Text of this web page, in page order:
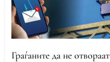
Граѓаните да не отвораат